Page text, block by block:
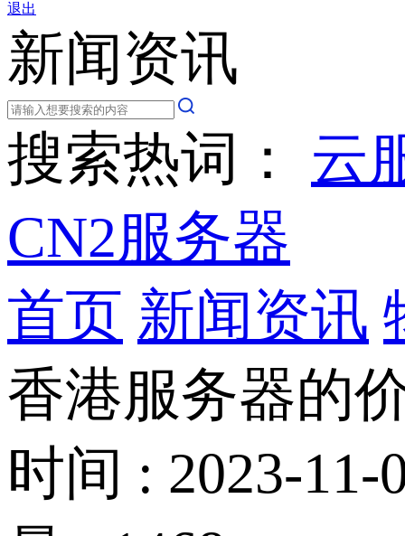
退出
新闻资讯
搜索热词： 云
CN2服务器
首页 新闻资讯
香港服务器的
时间 : 2023-11-